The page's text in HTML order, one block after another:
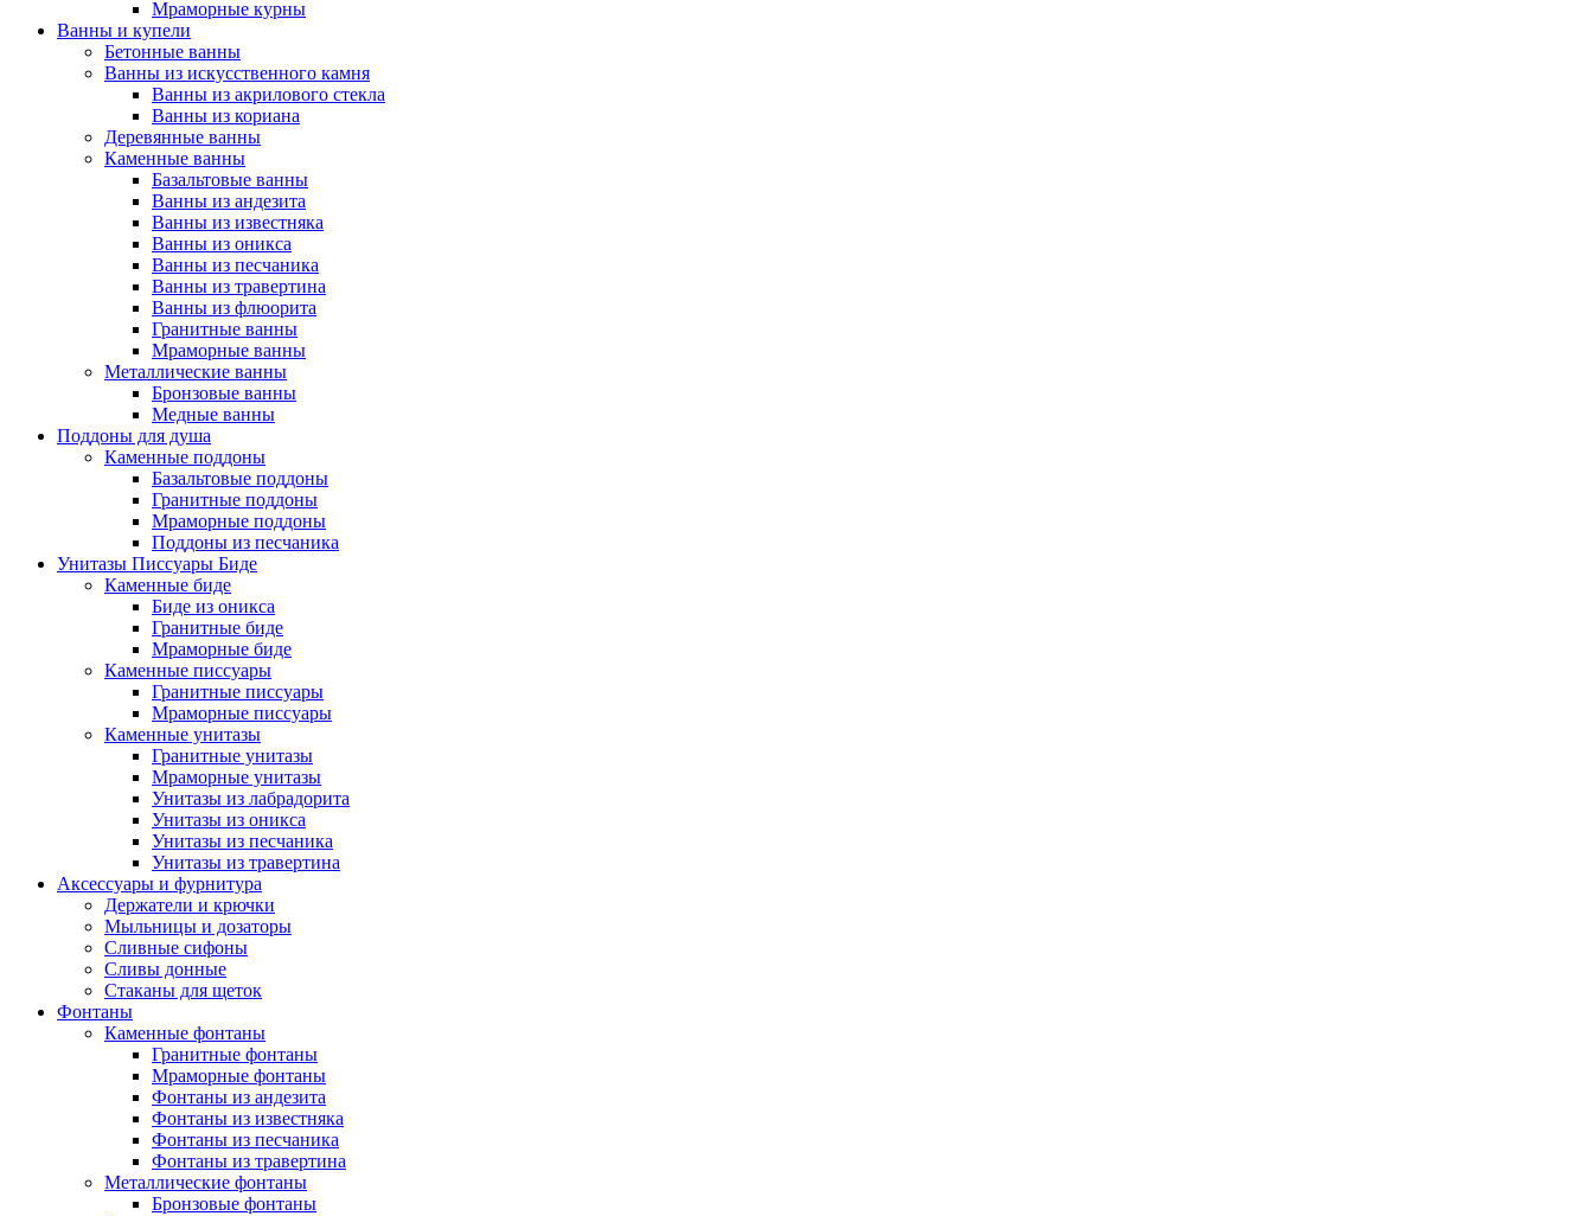
Мраморные курны
Ванны и купели
Бетонные ванны
Ванны из искусственного камня
Ванны из акрилового стекла
Ванны из кориана
Деревянные ванны
Каменные ванны
Базальтовые ванны
Ванны из андезита
Ванны из известняка
Ванны из оникса
Ванны из песчаника
Ванны из травертина
Ванны из флюорита
Гранитные ванны
Мраморные ванны
Металлические ванны
Бронзовые ванны
Медные ванны
Поддоны для душа
Каменные поддоны
Базальтовые поддоны
Гранитные поддоны
Мраморные поддоны
Поддоны из песчаника
Унитазы Писсуары Биде
Каменные биде
Биде из оникса
Гранитные биде
Мраморные биде
Каменные писсуары
Гранитные писсуары
Мраморные писсуары
Каменные унитазы
Гранитные унитазы
Мраморные унитазы
Унитазы из лабрадорита
Унитазы из оникса
Унитазы из песчаника
Унитазы из травертина
Аксессуары и фурнитура
Держатели и крючки
Мыльницы и дозаторы
Сливные сифоны
Сливы донные
Стаканы для щеток
Фонтаны
Каменные фонтаны
Гранитные фонтаны
Мраморные фонтаны
Фонтаны из андезита
Фонтаны из известняка
Фонтаны из песчаника
Фонтаны из травертина
Металлические фонтаны
Бронзовые фонтаны